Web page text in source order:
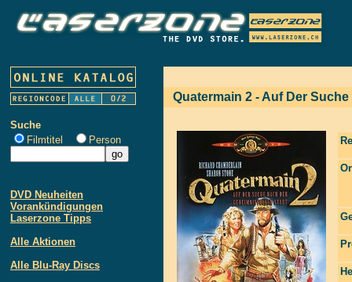
Suche
Filmtitel
Person
DVD Neuheiten
Vorankündigungen
Laserzone Tipps
Alle Aktionen
Alle Blu-Ray Discs
Quatermain 2 - Auf Der